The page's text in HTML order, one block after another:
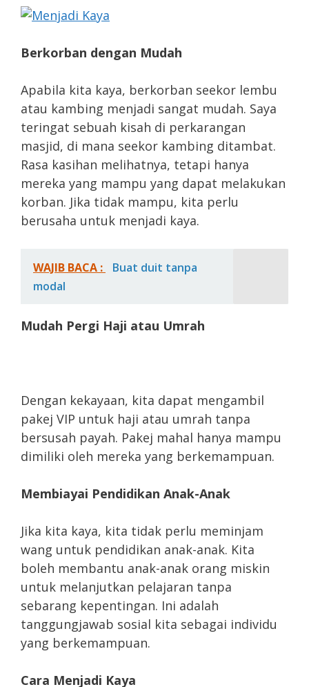
Berkorban dengan Mudah
Apabila kita kaya, berkorban seekor lembu
atau kambing menjadi sangat mudah. Saya
teringat sebuah kisah di perkarangan
masjid, di mana seekor kambing ditambat.
Rasa kasihan melihatnya, tetapi hanya
mereka yang mampu yang dapat melakukan
korban. Jika tidak mampu, kita perlu
berusaha untuk menjadi kaya.
WAJIB BACA :
Buat duit tanpa
modal
Mudah Pergi Haji atau Umrah
Dengan kekayaan, kita dapat mengambil
pakej VIP untuk haji atau umrah tanpa
bersusah payah. Pakej mahal hanya mampu
dimiliki oleh mereka yang berkemampuan.
Membiayai Pendidikan Anak-Anak
Jika kita kaya, kita tidak perlu meminjam
wang untuk pendidikan anak-anak. Kita
boleh membantu anak-anak orang miskin
untuk melanjutkan pelajaran tanpa
sebarang kepentingan. Ini adalah
tanggungjawab sosial kita sebagai individu
yang berkemampuan.
Cara Menjadi Kaya